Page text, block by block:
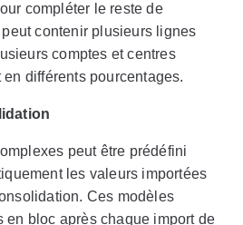
compléter le reste de
peut contenir plusieurs lignes
comptes et centres
en différents pourcentages.
peut être prédéfini
les valeurs importées
Ces modèles
en bloc après chaque import de